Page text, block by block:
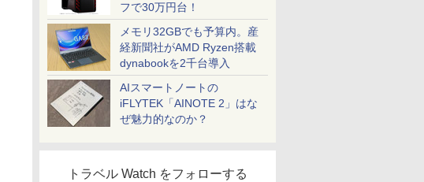
フで30万円台！
メモリ32GBでも予算内。産
経新聞社がAMD Ryzen搭載
dynabookを2千台導入
AIスマートノートの
iFLYTEK「AINOTE 2」はな
ぜ魅力的なのか？
トラベル Watch をフォローする